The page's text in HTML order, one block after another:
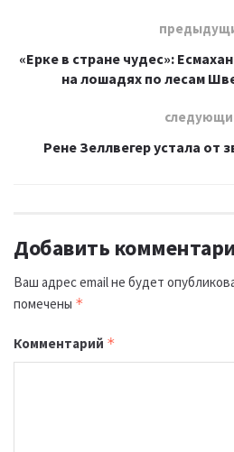
«Ерке в стране чудес»:
на лошадях по лесам
Рене Зеллвегер устала от
Добавить
Ваш адрес email не будет
помечены *
Комментарий *